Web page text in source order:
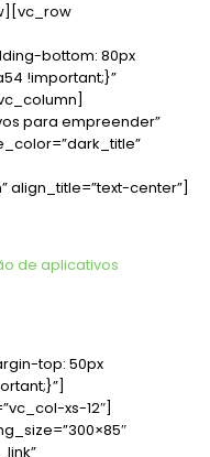
bottom: 80px
!important;}”
para empreender”
align_title=”text-center”]
de aplicativos
nossos principais
top: 50px
xs-12″]